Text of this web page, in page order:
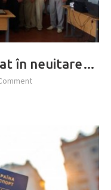
în neuitare…